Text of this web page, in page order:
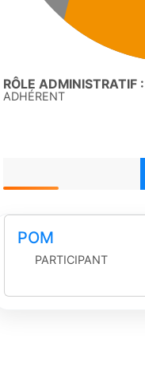
RÔLE ADMINISTRATIF :
ADHÉRENT
POM
PARTICIPANT